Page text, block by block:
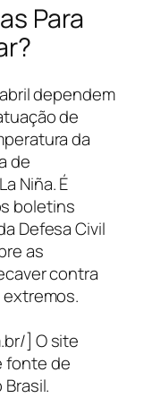
Para
dependem
de
da
de
Niña. É
boletins
Defesa Civil
as
contra
] O site
fonte de